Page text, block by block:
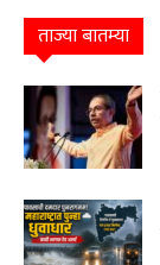
ताज्या बातम्या